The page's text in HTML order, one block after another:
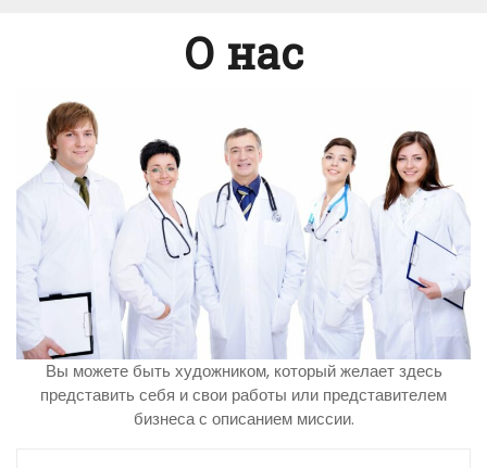
О нас
Вы можете быть художником, который желает здесь
представить себя и свои работы или представителем
бизнеса с описанием миссии.